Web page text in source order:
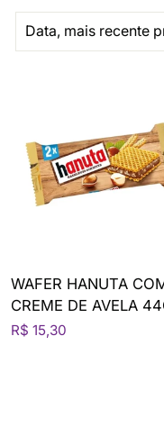
WAFER HANUTA
CREME DE AVELA
R$ 15,30